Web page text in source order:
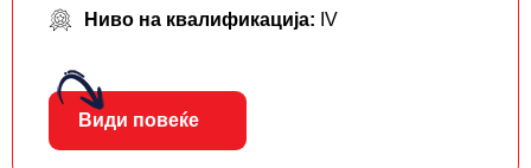
Ниво на квалификација: IV
Види повеќе